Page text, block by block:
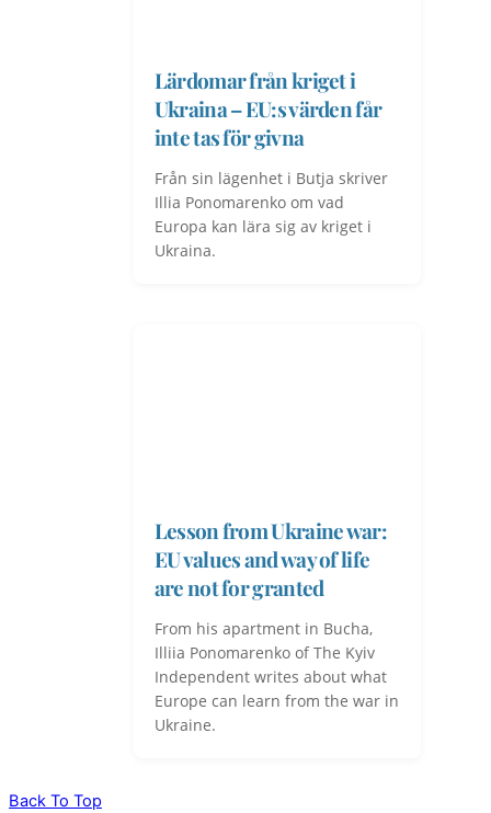
Lärdomar från kriget i
Ukraina – EU:s värden får
inte tas för givna
Från sin lägenhet i Butja skriver
Illia Ponomarenko om vad
Europa kan lära sig av kriget i
Ukraina.
Lesson from Ukraine war:
EU values and way of life
are not for granted
From his apartment in Bucha,
Illiia Ponomarenko of The Kyiv
Independent writes about what
Europe can learn from the war in
Ukraine.
Back To Top